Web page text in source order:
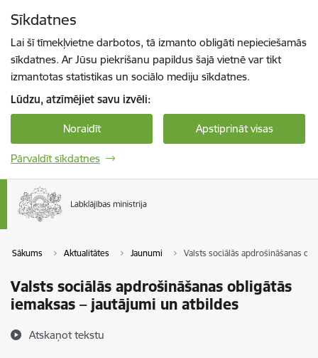
Sīkdatnes
Lai šī tīmekļvietne darbotos, tā izmanto obligāti nepieciešamās
sīkdatnes. Ar Jūsu piekrišanu papildus šajā vietnē var tikt
izmantotas statistikas un sociālo mediju sīkdatnes.
Lūdzu, atzīmējiet savu izvēli:
Noraidīt Apstiprināt visas
Pārvaldīt sīkdatnes
Sākums Aktualitātes Jaunumi Valsts sociālās apdrošināšanas
Valsts sociālās apdrošināšanas obligātās
iemaksas – jautājumi un atbildes
Atskaņot tekstu